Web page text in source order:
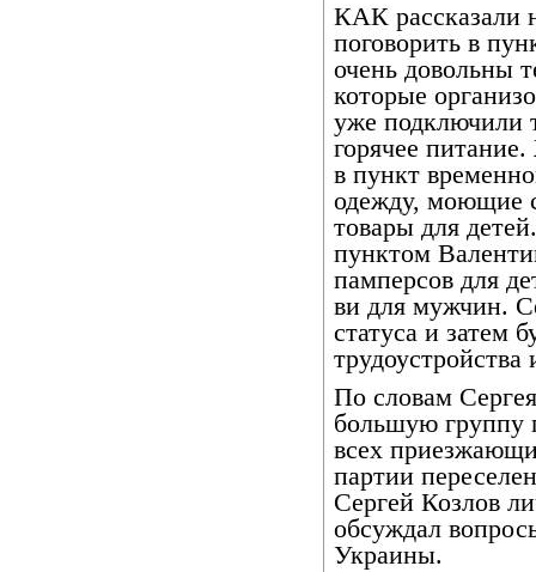
КАК рассказали
поговорить в
очень довольны
которые
уже подключили
горячее
в пункт
одежду, моющие
товары для
пунктом
памперсов для
ви для мужчин.
статуса и затем
По словам
большую группу
всех
партии
Сергей Козлов
обсуждал
Украины.